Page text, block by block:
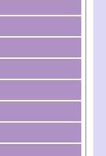
関する研究動向
術により加速する
資源化のための
研究
会（2026年）
グリーン燃料/グリ
水分解技術に関す
の精密合成に関す
有する触媒材料
した固体触媒研究
指した酸化触媒プ
機能
カルリサイクルの
合物を基盤とした
を用いるケミカル
の合金触媒開発
陥構造のキャラク